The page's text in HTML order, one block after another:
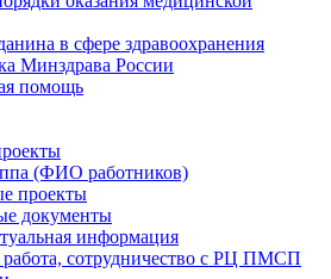
в сфере здравоохранения
Минздрава России
помощь
(ФИО работников)
проекты
документы
информация
работа, сотрудничество с РЦ ПМСП